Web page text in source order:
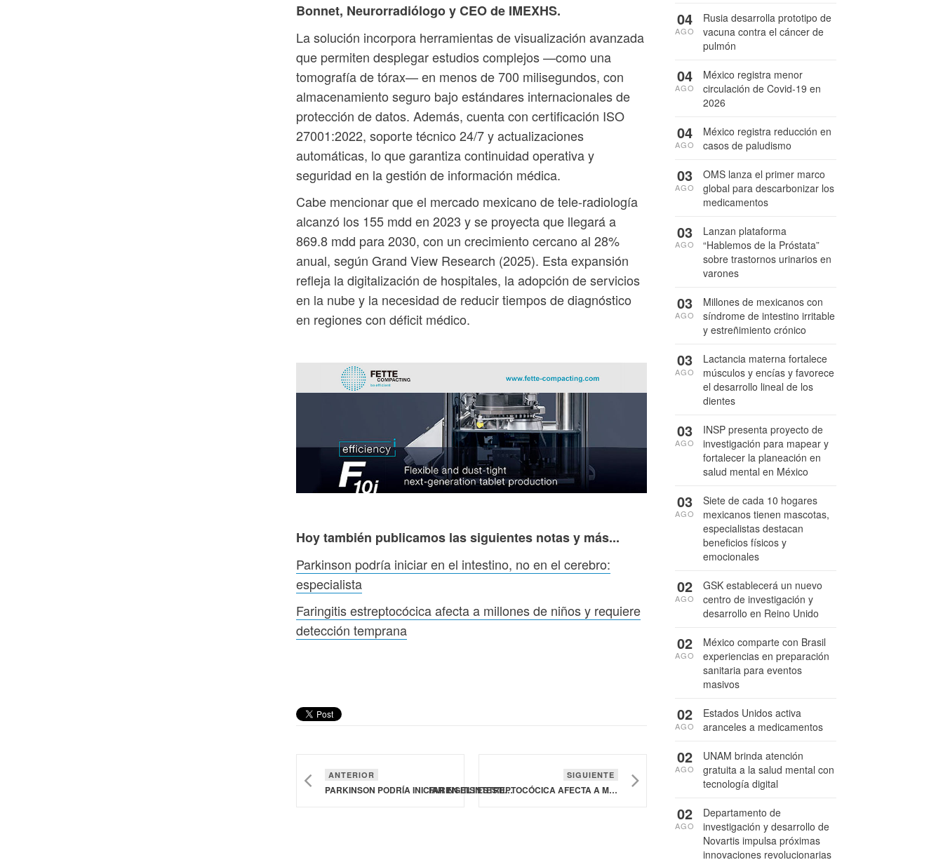
Bonnet, Neurorradiólogo y CEO de IMEXHS.
La solución incorpora herramientas de visualización avanzada
que permiten desplegar estudios complejos —como una
tomografía de tórax— en menos de 700 milisegundos, con
almacenamiento seguro bajo estándares internacionales de
protección de datos. Además, cuenta con certificación ISO
27001:2022, soporte técnico 24/7 y actualizaciones
automáticas, lo que garantiza continuidad operativa y
seguridad en la gestión de información médica.
Cabe mencionar que el mercado mexicano de tele-radiología
alcanzó los 155 mdd en 2023 y se proyecta que llegará a
869.8 mdd para 2030, con un crecimiento cercano al 28%
anual, según Grand View Research (2025). Esta expansión
refleja la digitalización de hospitales, la adopción de servicios
en la nube y la necesidad de reducir tiempos de diagnóstico
en regiones con déficit médico.
Hoy también publicamos las siguientes notas y más...
Parkinson podría iniciar en el intestino, no en el cerebro:
especialista
Faringitis estreptocócica afecta a millones de niños y requiere
detección temprana
ANTERIOR
PARKINSON PODRÍA INICIAR EN EL INTESTINO, NO EN EL CEREBRO: ESPECIALISTA
SIGUIENTE
FARINGITIS ESTREPTOCÓCICA AFECTA A MILLONES DE NIÑOS Y REQUIERE DETECCIÓN TEMPRANA
Rusia desarrolla prototipo de
vacuna contra el cáncer de
pulmón
04
AGO
México registra menor
circulación de Covid-19 en
2026
04
AGO
México registra reducción en
casos de paludismo
04
AGO
OMS lanza el primer marco
global para descarbonizar los
medicamentos
03
AGO
Lanzan plataforma
“Hablemos de la Próstata”
sobre trastornos urinarios en
varones
03
AGO
Millones de mexicanos con
síndrome de intestino irritable
y estreñimiento crónico
03
AGO
Lactancia materna fortalece
músculos y encías y favorece
el desarrollo lineal de los
dientes
03
AGO
INSP presenta proyecto de
investigación para mapear y
fortalecer la planeación en
salud mental en México
03
AGO
Siete de cada 10 hogares
mexicanos tienen mascotas,
especialistas destacan
beneficios físicos y
emocionales
03
AGO
GSK establecerá un nuevo
centro de investigación y
desarrollo en Reino Unido
02
AGO
México comparte con Brasil
experiencias en preparación
sanitaria para eventos
masivos
02
AGO
Estados Unidos activa
aranceles a medicamentos
02
AGO
UNAM brinda atención
gratuita a la salud mental con
tecnología digital
02
AGO
Departamento de
investigación y desarrollo de
Novartis impulsa próximas
innovaciones revolucionarias
02
AGO